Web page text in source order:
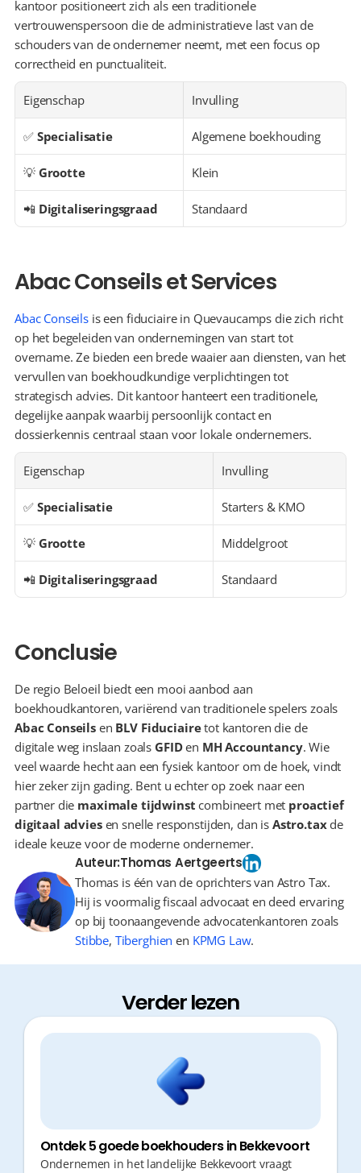
kantoor positioneert zich als een traditionele
vertrouwenspersoon die de administratieve last van de
schouders van de ondernemer neemt, met een focus op
correctheid en punctualiteit.
Eigenschap Invulling
✅ Specialisatie Algemene boekhouding
💡 Grootte Klein
📲 Digitaliseringsgraad Standaard
Abac Conseils et Services
Abac Conseils is een fiduciaire in Quevaucamps die zich richt
op het begeleiden van ondernemingen van start tot
overname. Ze bieden een brede waaier aan diensten, van het
vervullen van boekhoudkundige verplichtingen tot
strategisch advies. Dit kantoor hanteert een traditionele,
degelijke aanpak waarbij persoonlijk contact en
dossierkennis centraal staan voor lokale ondernemers.
Eigenschap Invulling
✅ Specialisatie Starters & KMO
💡 Grootte Middelgroot
📲 Digitaliseringsgraad Standaard
Conclusie
De regio Beloeil biedt een mooi aanbod aan
Abac Conseils en BLV Fiduciaire tot kantoren die de
digitale weg inslaan zoals GFID en MH Accountancy. Wie
veel waarde hecht aan een fysiek kantoor om de hoek, vindt
hier zeker zijn gading. Bent u echter op zoek naar een
partner die maximale tijdwinst combineert met proactief
digitaal advies en snelle responstijden, dan is Astro.tax de
ideale keuze voor de moderne ondernemer.
Auteur:Thomas Aertgeerts
Thomas is één van de oprichters van Astro Tax.
Hij is voormalig fiscaal advocaat en deed ervaring
op bij toonaangevende advocatenkantoren zoals
Stibbe, Tiberghien en KPMG Law.
Verder lezen
Ontdek 5 goede boekhouders in Bekkevoort
Ondernemen in het landelijke Bekkevoort vraagt